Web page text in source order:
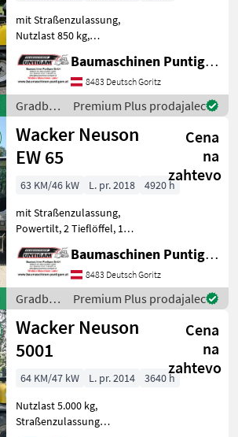
mit Straßenzulassung,
Nutzlast 850 kg,
Referenznummer: 13962
Baumaschinen Puntigam
GmbH Unser Spezialgebiet:
Ankauf - Verkauf - Vermiet
Baumaschinen Puntigam GmbH
8483 Deutsch Goritz
Gradbeni
stroji /
Wacker
Neuson
Premium Plus prodajalec
Wacker Neuson
EW 65
Cena
na
zahtevo
63 KM/46 kW L. pr. 2018
4920 h
mit Straßenzulassung,
Powertilt, 2 Tieflöffel, 1
Referenznummer: 13336
Baumaschinen Puntigam
GmbH Unser Spezialgebiet:
Ankauf - Verkauf - Vermie
Baumaschinen Puntigam GmbH
8483 Deutsch Goritz
Gradbeni
stroji /
Wacker
Neuson
Premium Plus prodajalec
Wacker Neuson
5001
Cena
na
zahtevo
64 KM/47 kW L. pr. 2014
3640 h
Nutzlast 5.000 kg,
Straßenzulassung